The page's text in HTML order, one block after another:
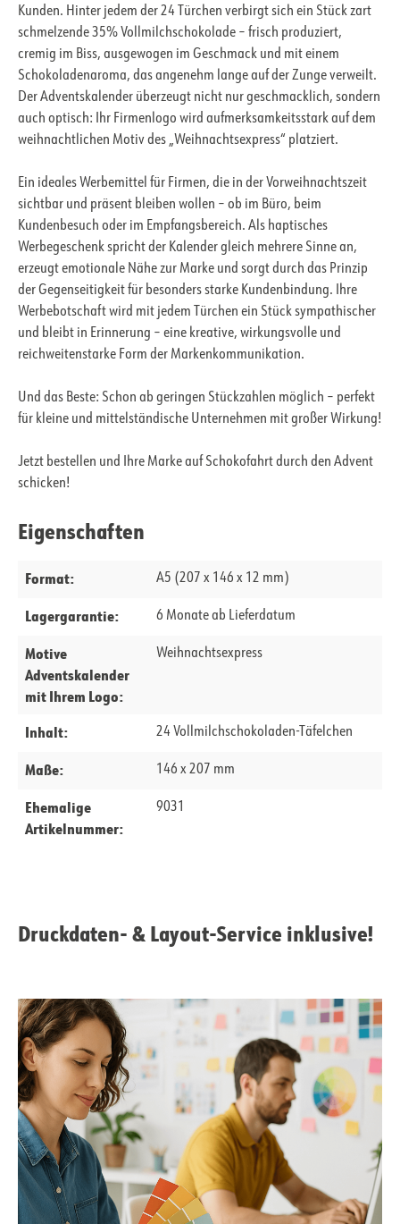
Kunden. Hinter jedem der 24 Türchen verbirgt sich ein Stück zart
schmelzende 35% Vollmilchschokolade – frisch produziert,
cremig im Biss, ausgewogen im Geschmack und mit einem
Schokoladenaroma, das angenehm lange auf der Zunge verweilt.
Der Adventskalender überzeugt nicht nur geschmacklich, sondern
auch optisch: Ihr Firmenlogo wird aufmerksamkeitsstark auf dem
weihnachtlichen Motiv des „Weihnachtsexpress“ platziert.
Ein ideales Werbemittel für Firmen, die in der Vorweihnachtszeit
sichtbar und präsent bleiben wollen – ob im Büro, beim
Kundenbesuch oder im Empfangsbereich. Als haptisches
Werbegeschenk spricht der Kalender gleich mehrere Sinne an,
erzeugt emotionale Nähe zur Marke und sorgt durch das Prinzip
der Gegenseitigkeit für besonders starke Kundenbindung. Ihre
Werbebotschaft wird mit jedem Türchen ein Stück sympathischer
und bleibt in Erinnerung – eine kreative, wirkungsvolle und
reichweitenstarke Form der Markenkommunikation.
Und das Beste: Schon ab geringen Stückzahlen möglich – perfekt
für kleine und mittelständische Unternehmen mit großer Wirkung!
Jetzt bestellen und Ihre Marke auf Schokofahrt durch den Advent
schicken!
Eigenschaften
Format: A5 (207 x 146 x 12 mm)
Lagergarantie: 6 Monate ab Lieferdatum
Motive
Adventskalender
mit Ihrem Logo:
Weihnachtsexpress
Inhalt: 24 Vollmilchschokoladen-Täfelchen
Maße: 146 x 207 mm
Ehemalige
Artikelnummer:
9031
Druckdaten- & Layout-Service inklusive!